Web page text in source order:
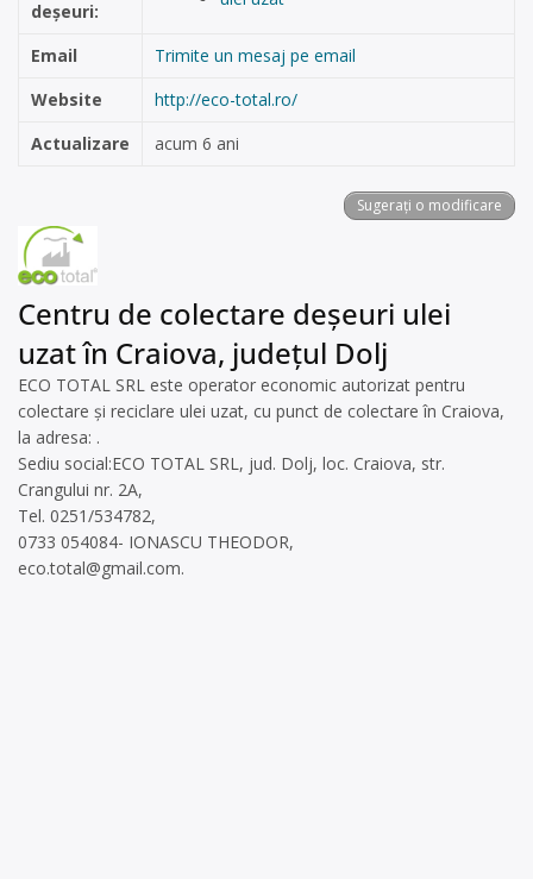
deșeuri:
Email
Trimite un mesaj pe email
Website
http://eco-total.ro/
Actualizare
acum 6 ani
Sugerați o modificare
Centru de colectare deșeuri ulei
uzat în Craiova, județul Dolj
ECO TOTAL SRL este operator economic autorizat pentru
colectare și reciclare ulei uzat, cu punct de colectare în Craiova,
la adresa: .
Sediu social:ECO TOTAL SRL, jud. Dolj, loc. Craiova, str.
Crangului nr. 2A,
Tel. 0251/534782,
0733 054084- IONASCU THEODOR,
eco.total@gmail.com.